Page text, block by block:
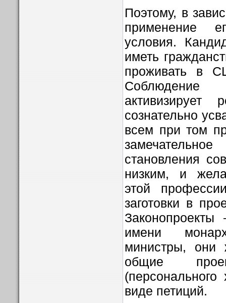
Поэтому, в
применение
условия.
иметь
проживать в
активизирует
сознательно
всем при том
становления
низким, и
этой
заготовки в
имени
министры, они
общие
(персонального
виде петиций.